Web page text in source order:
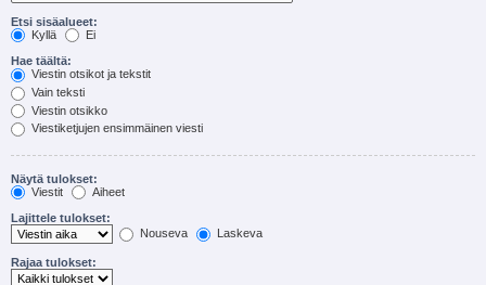
Etsi sisäalueet:
Kyllä
Ei
Hae täältä:
Viestin otsikot ja tekstit
Vain teksti
Viestin otsikko
Viestiketjujen ensimmäinen viesti
Näytä tulokset:
Viestit
Aiheet
Lajittele tulokset:
Nouseva
Laskeva
Rajaa tulokset: